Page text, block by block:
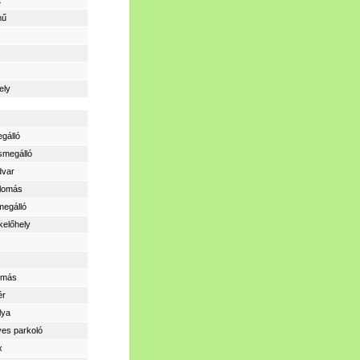
parkoló